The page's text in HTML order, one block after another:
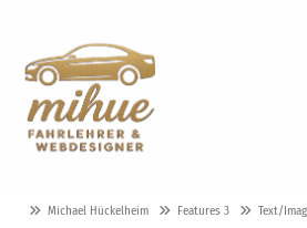
Michael Hückelheim Features 3 Text/